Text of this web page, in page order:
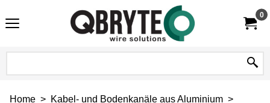
0
Home > Kabel- und Bodenkanäle aus Aluminium >